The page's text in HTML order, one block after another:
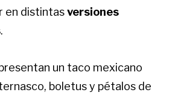
en distintasversiones
.
un taco mexicano
boletus y pétalos de